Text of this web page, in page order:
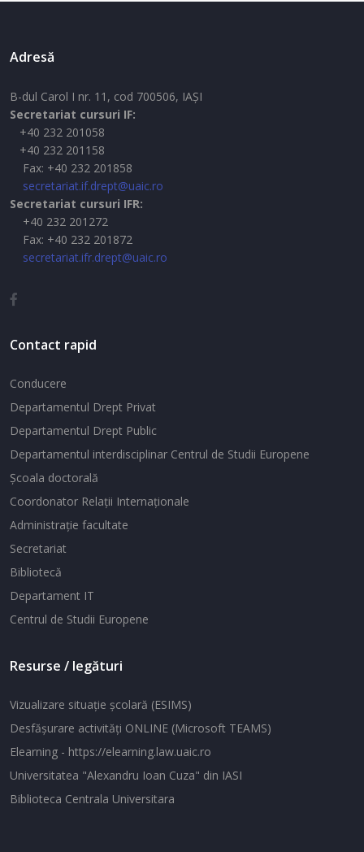
Adresă
B-dul Carol I nr. 11, cod 700506, IAŞI
Secretariat cursuri IF:
+40 232 201058
+40 232 201158
Fax: +40 232 201858
secretariat.if.drept@uaic.ro
Secretariat cursuri IFR:
+40 232 201272
Fax: +40 232 201872
secretariat.ifr.drept@uaic.ro
Contact rapid
Conducere
Departamentul Drept Privat
Departamentul Drept Public
Departamentul interdisciplinar Centrul de Studii Europene
Şcoala doctorală
Coordonator Relaţii Internaţionale
Administraţie facultate
Secretariat
Bibliotecă
Departament IT
Centrul de Studii Europene
Resurse / legături
Vizualizare situaţie şcolară (ESIMS)
Desfăşurare activităţi ONLINE (Microsoft TEAMS)
Elearning - https://elearning.law.uaic.ro
Universitatea "Alexandru Ioan Cuza" din IASI
Biblioteca Centrala Universitara